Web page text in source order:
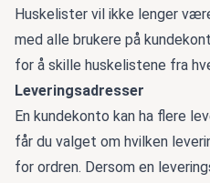
Huskelister vil ikke lenger
med alle brukere på
for å skille huskelistene fra
Leveringsadresser
En kundekonto kan ha flere
får du valget om hvilken
for ordren. Dersom en